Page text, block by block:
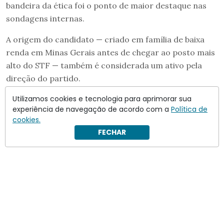
bandeira da ética foi o ponto de maior destaque nas
sondagens internas.
A origem do candidato — criado em família de baixa
renda em Minas Gerais antes de chegar ao posto mais
alto do STF — também é considerada um ativo pela
direção do partido.
Utilizamos cookies e tecnologia para aprimorar sua
experiência de navegação de acordo com a Política de
cookies.
FECHAR